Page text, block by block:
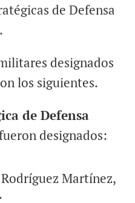
de Defensa
designados
los siguientes.
de Defensa
designados:
Martínez,